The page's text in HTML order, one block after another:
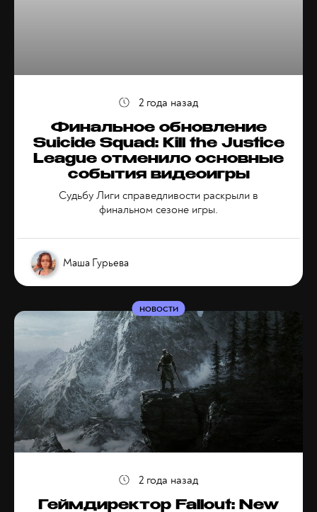
Финальное обновление
Suicide Squad: Kill the Justice
League отменило основные
события видеоигры
Судьбу Лиги справедливости раскрыли в
финальном сезоне игры.
Маша Гурьева
2 года назад
Геймдиректор Fallout: New
НОВОСТИ
2 года назад